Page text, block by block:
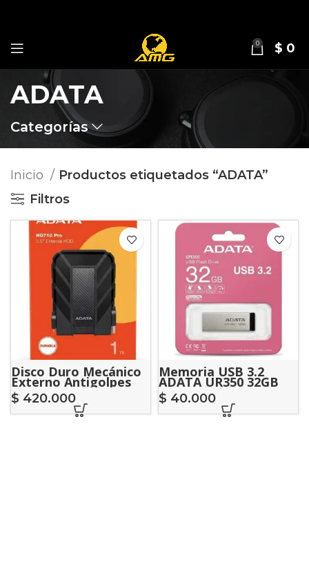
0 $ 0
ADATA
Categorías
Inicio
Productos etiquetados “ADATA”
Filtros
Disco Duro Mecánico
Externo Antigolpes
ADATA HD710 Pro 1TB
USB 3.2
$ 420.000
Memoria USB 3.2
ADATA UR350 32GB
$ 40.000